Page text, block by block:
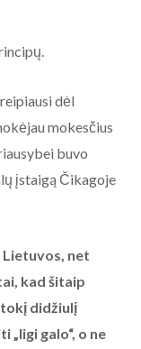
dėl
mokesčius
buvo
įstaigą Čikagoje
Lietuvos, net
kad šitaip
didžiulį
galo“, o ne